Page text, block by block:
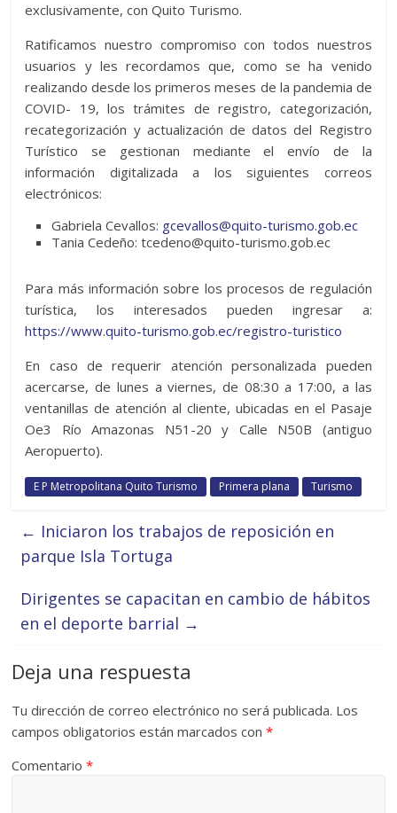
exclusivamente, con Quito Turismo.
Ratificamos nuestro compromiso con todos nuestros
usuarios y les recordamos que, como se ha venido
realizando desde los primeros meses de la pandemia de
COVID- 19, los trámites de registro, categorización,
recategorización y actualización de datos del Registro
Turístico se gestionan mediante el envío de la
información digitalizada a los siguientes correos
electrónicos:
Gabriela Cevallos: gcevallos@quito-turismo.gob.ec
Tania Cedeño: tcedeno@quito-turismo.gob.ec
Para más información sobre los procesos de regulación
turística, los interesados pueden ingresar a:
https://www.quito-turismo.gob.ec/registro-turistico
En caso de requerir atención personalizada pueden
acercarse, de lunes a viernes, de 08:30 a 17:00, a las
ventanillas de atención al cliente, ubicadas en el Pasaje
Oe3 Río Amazonas N51-20 y Calle N50B (antiguo
Aeropuerto).
E P Metropolitana Quito Turismo Primera plana Turismo
← Iniciaron los trabajos de reposición en
parque Isla Tortuga
Dirigentes se capacitan en cambio de hábitos
en el deporte barrial →
Deja una respuesta
Tu dirección de correo electrónico no será publicada. Los
campos obligatorios están marcados con*
Comentario*